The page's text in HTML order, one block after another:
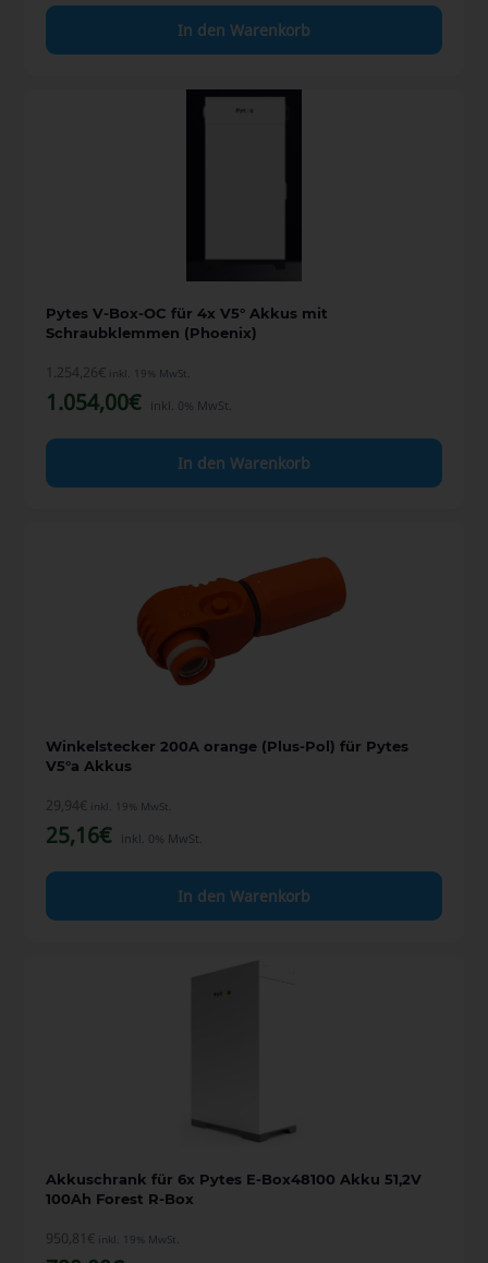
In den Warenkorb
Pytes V-Box-OC für 4x V5° Akkus mit
Schraubklemmen (Phoenix)
1.254,26€ inkl. 19% MwSt.
1.054,00€ inkl. 0% MwSt.
In den Warenkorb
Winkelstecker 200A orange (Plus-Pol) für Pytes
V5°a Akkus
29,94€ inkl. 19% MwSt.
25,16€ inkl. 0% MwSt.
In den Warenkorb
Akkuschrank für 6x Pytes E-Box48100 Akku 51,2V
100Ah Forest R-Box
950,81 € inkl. 19% MwSt.